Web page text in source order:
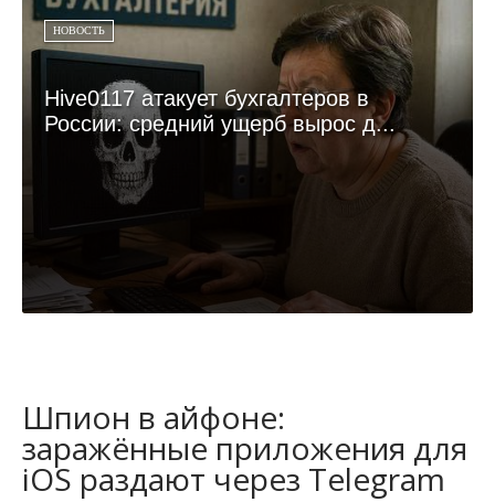
НОВОСТЬ
Hive0117 атакует бухгалтеров в
России: средний ущерб вырос д...
Шпион в айфоне:
заражённые приложения для
iOS раздают через Telegram